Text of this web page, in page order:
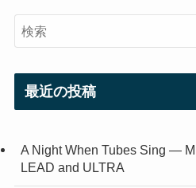
最近の投稿
A Night When Tubes Sing —
LEAD and ULTRA